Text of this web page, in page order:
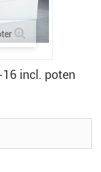
incl. poten